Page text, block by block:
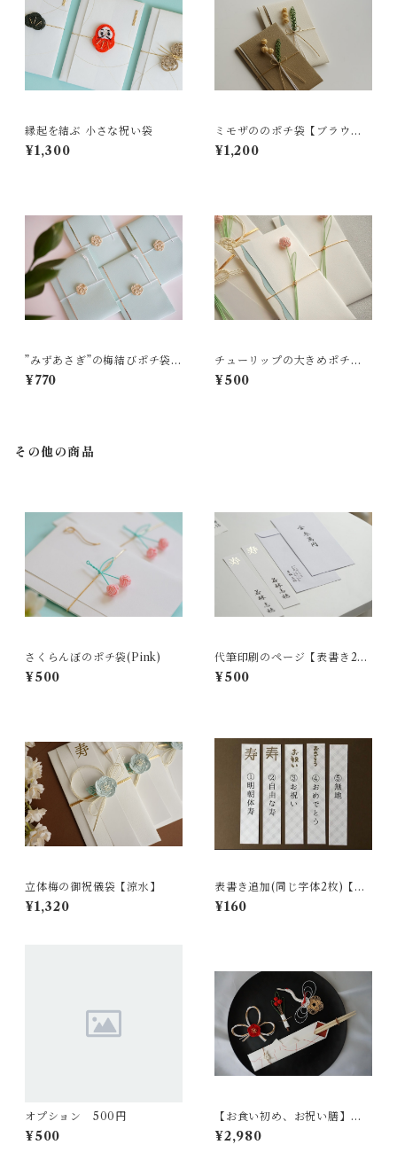
縁起を結ぶ 小さな祝い袋
¥1,300
ミモザののポチ袋【ブラウン×
白色】2枚セット
¥1,200
”みずあさぎ”の梅結びポチ袋
（2枚）
¥770
チューリップの大きめポチ袋
【薄桜色】
¥500
その他の商品
さくらんぼのポチ袋(Pink)
¥500
代筆印刷のページ【表書き2
枚、内袋1枚セット】◎単品
¥500
立体梅の御祝儀袋【涼水】
¥1,320
表書き追加(同じ字体2枚)【全1
0種】
¥160
オプション 500円
¥500
【お食い初め、お祝い膳】水
引飾りのセット【紅白】
¥2,980